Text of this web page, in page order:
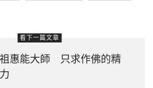
看下一篇文章
惠能大師 只求作佛的精